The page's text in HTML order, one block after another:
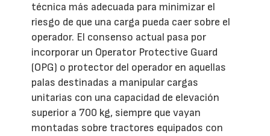
técnica más adecuada para minimizar el
riesgo de que una carga pueda caer sobre el
operador. El consenso actual pasa por
incorporar un Operator Protective Guard
(OPG) o protector del operador en aquellas
palas destinadas a manipular cargas
unitarias con una capacidad de elevación
superior a 700 kg, siempre que vayan
montadas sobre tractores equipados con